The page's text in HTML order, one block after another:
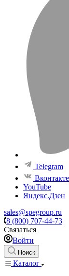
Telegram
Вконтакте
YouTube
Яндекс.Дзен
sales@spegroup.ru
8 (800) 707-44-73
Связаться
Войти
Поиск
Каталог